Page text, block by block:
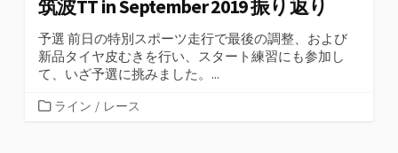
筑波TT in September 2019 振り返り
予選 前日の特別スポーツ走行で最後の調整、および
新品タイヤ皮むきを行い、スタート練習にも参加し
て、いざ予選に挑みました。...
カライン / レース